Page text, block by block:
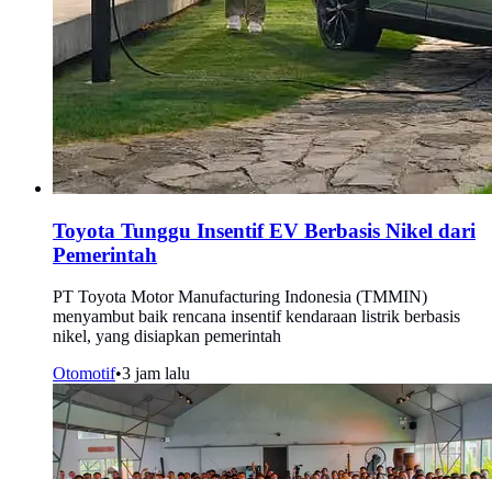
Toyota Tunggu Insentif EV Berbasis Nikel dari
Pemerintah
PT Toyota Motor Manufacturing Indonesia (TMMIN)
menyambut baik rencana insentif kendaraan listrik berbasis
nikel, yang disiapkan pemerintah
Otomotif•3 jam lalu